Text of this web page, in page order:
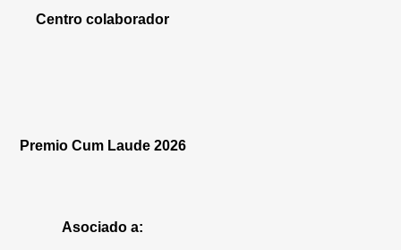
Centro colaborador
Premio Cum Laude 2026
Asociado a: